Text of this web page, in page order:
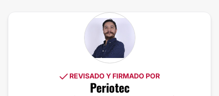
REVISADO Y FIRMADO POR
Periotec